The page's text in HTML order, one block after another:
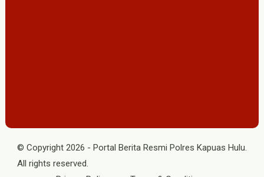
© Copyright 2026 - Portal Berita Resmi Polres Kapuas Hulu.
All rights reserved.